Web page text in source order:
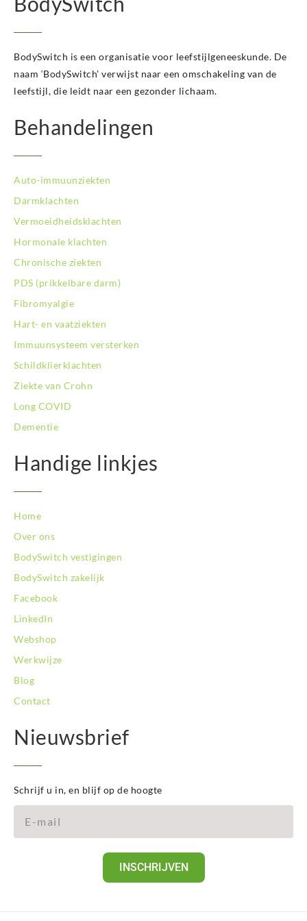
BodySwitch Hoofddorp
BodySwitch Kerkrade
BodySwitch Krimpenerwaard
BodySwitch Leeuwarden
BodySwitch Lelystad
BodySwitch Maastricht
BodySwitch Nieuwegein
BodySwitch Oss
BodySwitch Purmerend
BodySwitch Roosendaal
BodySwitch Rotterdam-Oost
BodySwitch Schiedam
BodySwitch Son en Breugel
BodySwitch Tilburg
BodySwitch Utrecht
BodySwitch Veluwe
BodySwitch Venlo
BodySwitch Westland
BodySwitch Zaandam
BodySwitch Zuid-Kennemerland
BodySwitch Zuid-Limburg
BodySwitch Zwolle
BodySwitch is een organisatie voor leefstijlgeneeskunde. De
naam ‘BodySwitch’ verwijst naar een omschakeling van de
leefstijl, die leidt naar een gezonder lichaam.
Behandelingen
Auto-immuunziekten
Darmklachten
Vermoeidheidsklachten
Hormonale klachten
Chronische ziekten
PDS (prikkelbare darm)
Fibromyalgie
Hart- en vaatziekten
Immuunsysteem versterken
Schildklierklachten
Ziekte van Crohn
Long COVID
Dementie
Handige linkjes
Home
Over ons
BodySwitch vestigingen
BodySwitch zakelijk
Facebook
LinkedIn
Webshop
Werkwijze
Blog
Contact
Nieuwsbrief
Schrijf u in, en blijf op de hoogte
INSCHRIJVEN